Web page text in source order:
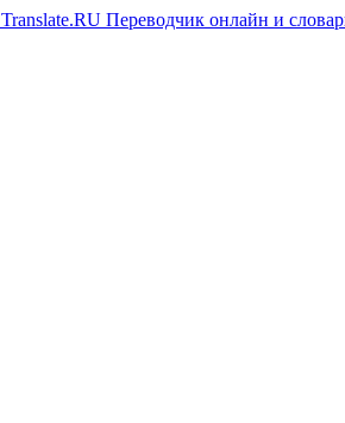
Translate.RU Переводчик онлайн и